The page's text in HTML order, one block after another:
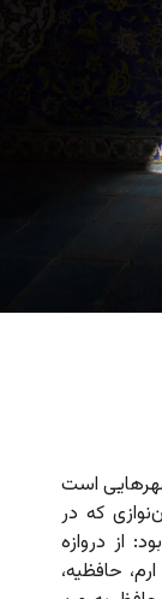
شهرهایی است
که در
از دروازه
حافظیه،